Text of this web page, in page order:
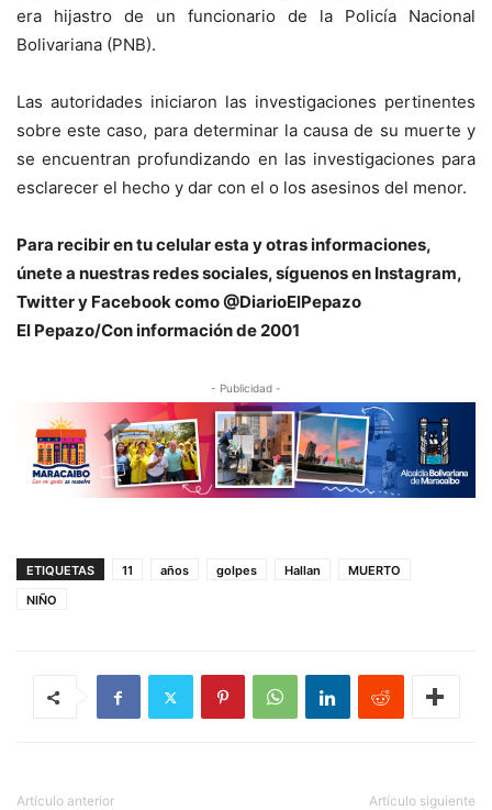
era hijastro de un funcionario de la Policía Nacional
Bolivariana (PNB).
Las autoridades iniciaron las investigaciones pertinentes
sobre este caso, para determinar la causa de su muerte y
se encuentran profundizando en las investigaciones para
esclarecer el hecho y dar con el o los asesinos del menor.
Para recibir en tu celular esta y otras informaciones,
únete a nuestras redes sociales, síguenos en Instagram,
Twitter y Facebook como @DiarioElPepazo
El Pepazo/Con información de 2001
- Publicidad -
ETIQUETAS 11 años golpes Hallan
MUERTO
NIÑO
Artículo anterior Artículo siguiente